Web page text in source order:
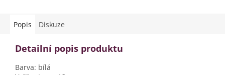
Popis Diskuze
Detailní popis produktu
Barva: bílá